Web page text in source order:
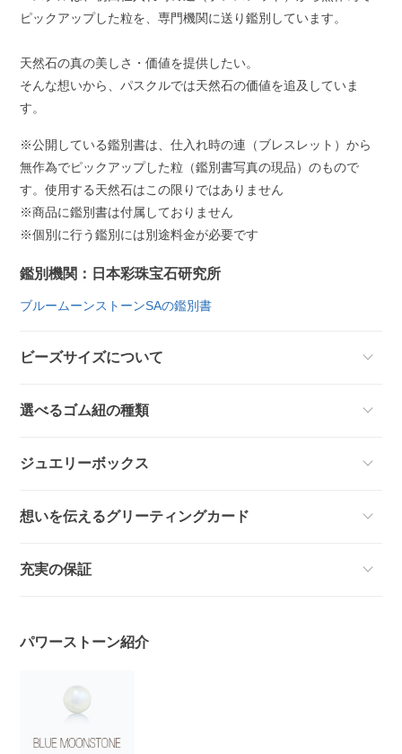
ピックアップした粒を、専門機関に送り鑑別しています。
天然石の真の美しさ・価値を提供したい。
そんな想いから、パスクルでは天然石の価値を追及していま
す。
※公開している鑑別書は、仕入れ時の連（ブレスレット）から
無作為でピックアップした粒（鑑別書写真の現品）のもので
す。使用する天然石はこの限りではありません
※商品に鑑別書は付属しておりません
※個別に行う鑑別には別途料金が必要です
鑑別機関：日本彩珠宝石研究所
ブルームーンストーンSAの鑑別書
ビーズサイズについて
選べるゴム紐の種類
ジュエリーボックス
想いを伝えるグリーティングカード
充実の保証
パワーストーン紹介